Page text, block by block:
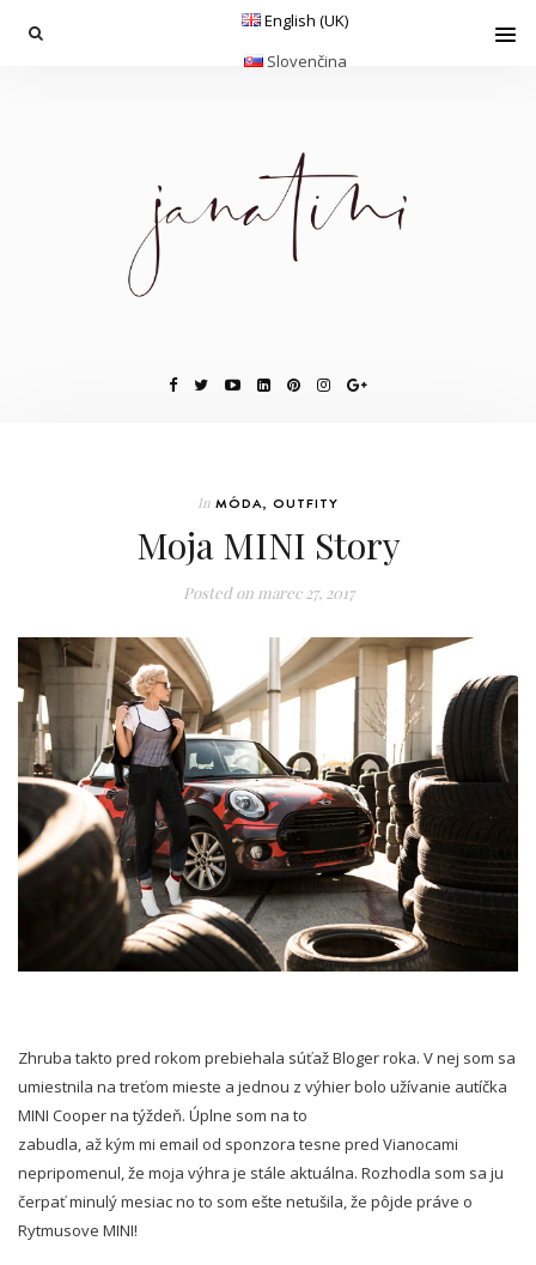
English (UK)
Slovenčina
In MÓDA, OUTFITY
Moja MINI Story
Posted onmarec 27, 2017
Zhruba takto pred rokom prebiehala súťaž Bloger roka. V nej som sa
umiestnila na treťom mieste a jednou z výhier bolo užívanie autíčka
MINI Cooper na týždeň. Úplne som na to
zabudla, až kým mi email od sponzora tesne pred Vianocami
nepripomenul, že moja výhra je stále aktuálna. Rozhodla som sa ju
čerpať minulý mesiac no to som ešte netušila, že pôjde práve o
Rytmusove MINI!